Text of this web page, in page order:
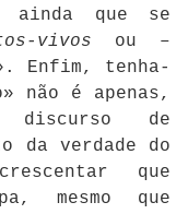
ainda que se
vivos ou –
Enfim, tenha-
não é apenas,
de
da verdade do
que
mesmo que